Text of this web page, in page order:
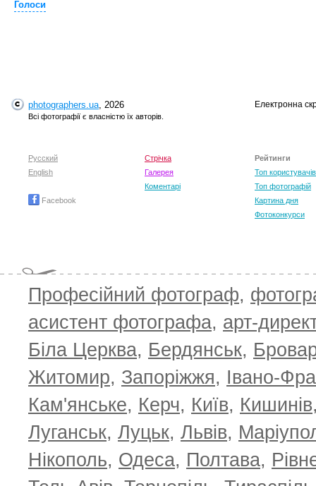
Голоси
photographers.ua, 2026
Всі фотографії є власністю їх авторів.
Електронна
Русский
English
Facebook
Стрічка
Галерея
Коментарі
Рейтинги
Топ користувачів
Топ фотографій
Картина дня
Фотоконкурси
Професійний фотограф,
асистент фотографа, арт-
Біла Церква, Бердянськ,
Житомир, Запоріжжя, Івано-
Кам'янське, Керч, Київ, Кишинів
Луганськ, Луцьк, Львів,
Нікополь, Одеса, Полтава,